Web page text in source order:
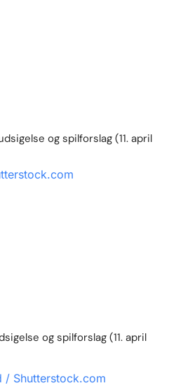
og spilforslag (11. april
og spilforslag (11. april